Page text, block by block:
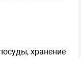
хранение